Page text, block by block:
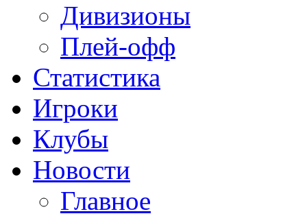
Дивизионы
Плей-офф
Статистика
Игроки
Клубы
Новости
Главное